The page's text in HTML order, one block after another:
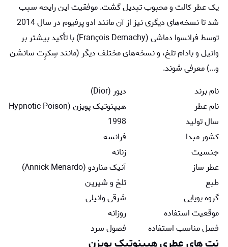
یک عطر کالت و محبوب تبدیل گشت. موفقیت این رایحه سبب
شد تا نسخه‌های دیگری نیز از آن مانند ادو پرفیوم در سال 2014
توسط فرانسوا دماشی (François Demachy) با تأکید بیشتر بر
وانیل و بادام تلخ، و نسخه‌های مختلف دیگر (مانند سِکرِت سانشن
و...) معرفی شوند.
نام برند
دیور (Dior)
نام عطر
هیپنوتیک پویزن (Hypnotic Poison)
سال تولید
1998
کشور مبدا
فرانسه
جنسیت
زنانه
عطر ساز
آنیک مناردو (Annick Menardo)
طبع
تلخ و شیرین
گروه بویایی
شرقی وانیلی
موقعیت استفاده
روزانه
فصل مناسب استفاده
فصول سرد